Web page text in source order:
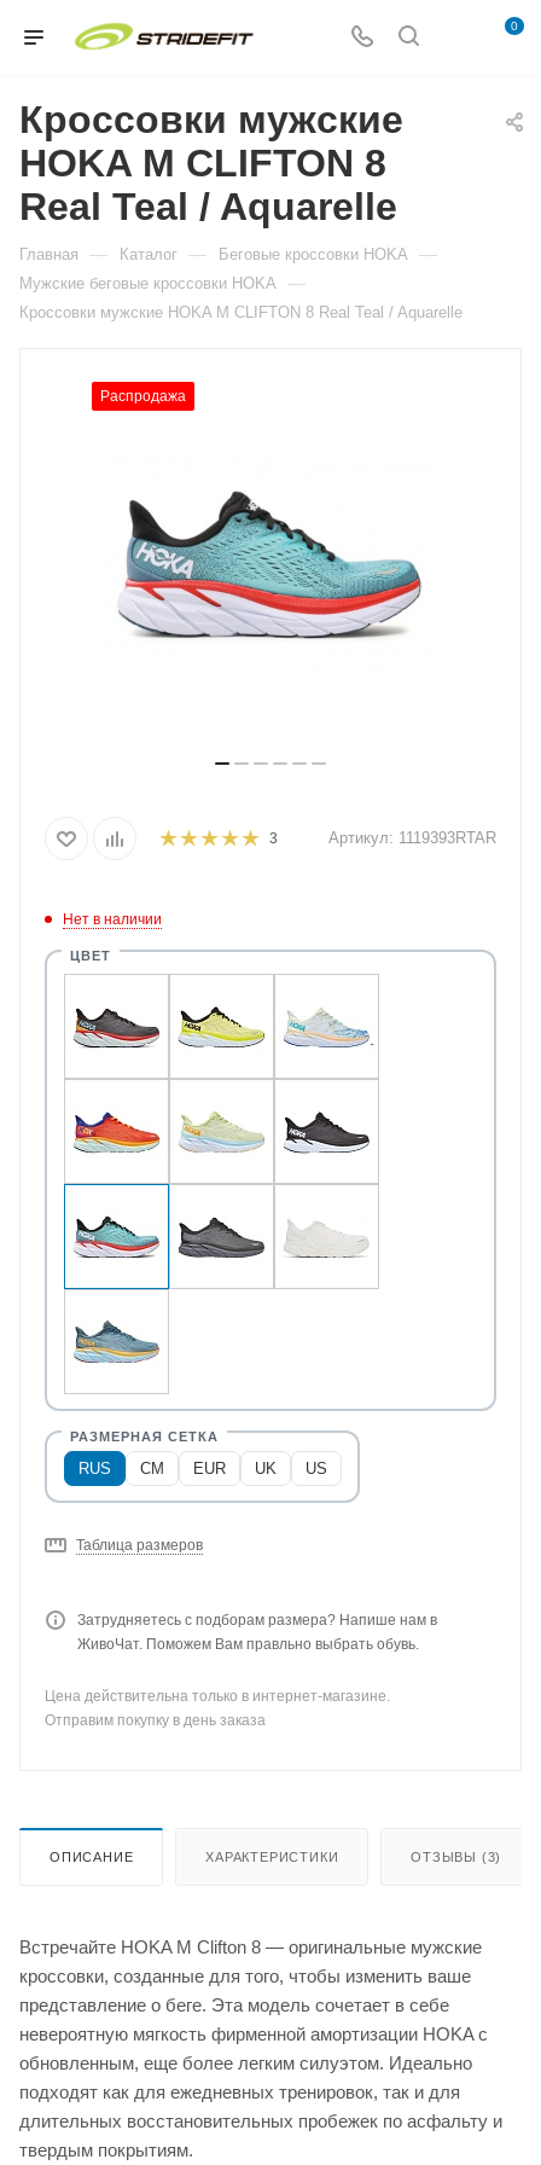
0
Кроссовки мужские
HOKA M CLIFTON 8
Real Teal / Aquarelle
Главная — Каталог — Беговые кроссовки HOKA —
Мужские беговые кроссовки HOKA —
Кроссовки мужские HOKA M CLIFTON 8 Real Teal / Aquarelle
Распродажа
3 Артикул: 1119393RTAR
Нет в наличии
RUS CM EUR UK US
Таблица размеров
Затрудняетесь с подборам размера? Напише нам в
ЖивоЧат. Поможем Вам правльно выбрать обувь.
Цена действительна только в интернет-магазине.
Отправим покупку в день заказа
ОПИСАНИЕ ХАРАКТЕРИСТИКИ ОТЗЫВЫ (3)
Встречайте HOKA M Clifton 8 — оригинальные мужские
кроссовки, созданные для того, чтобы изменить ваше
представление о беге. Эта модель сочетает в себе
невероятную мягкость фирменной амортизации HOKA с
обновленным, еще более легким силуэтом. Идеально
подходят как для ежедневных тренировок, так и для
длительных восстановительных пробежек по асфальту и
твердым покрытиям.